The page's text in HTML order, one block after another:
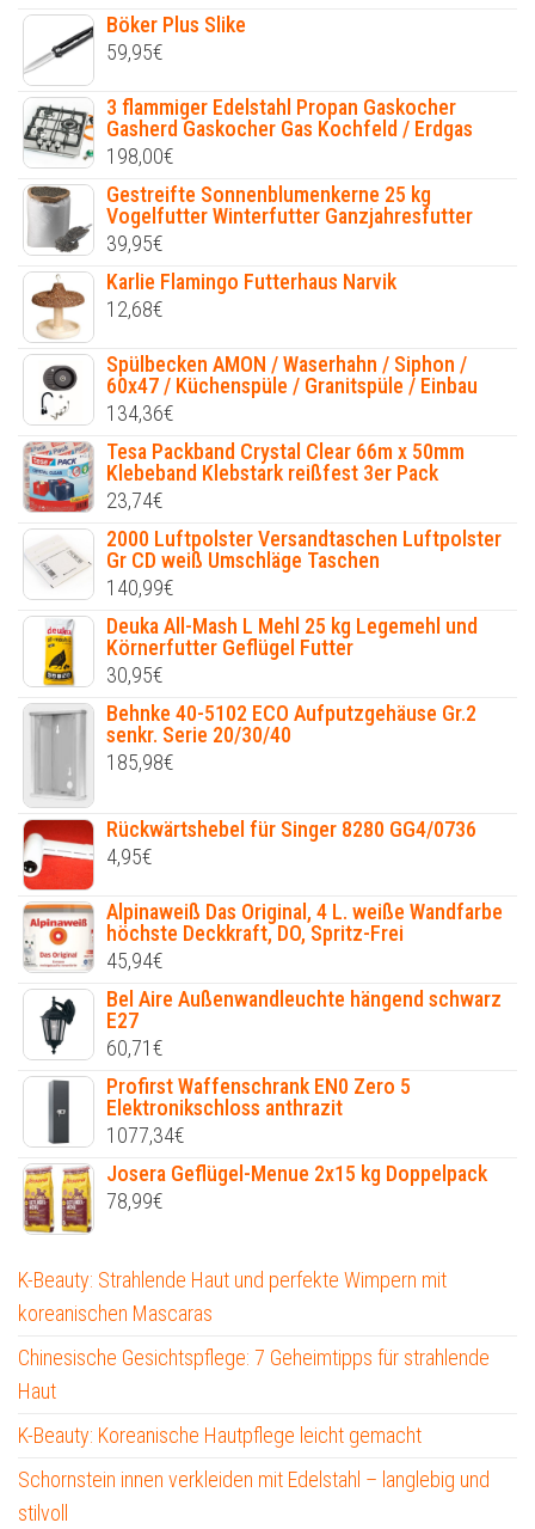
Böker Plus Slike
59,95€
3 flammiger Edelstahl Propan Gaskocher
Gasherd Gaskocher Gas Kochfeld / Erdgas
198,00€
Gestreifte Sonnenblumenkerne 25 kg
Vogelfutter Winterfutter Ganzjahresfutter
39,95€
Karlie Flamingo Futterhaus Narvik
12,68€
Spülbecken AMON / Waserhahn / Siphon /
60x47 / Küchenspüle / Granitspüle / Einbau
134,36€
Tesa Packband Crystal Clear 66m x 50mm
Klebeband Klebstark reißfest 3er Pack
23,74€
2000 Luftpolster Versandtaschen Luftpolster
Gr CD weiß Umschläge Taschen
140,99€
Deuka All-Mash L Mehl 25 kg Legemehl und
Körnerfutter Geflügel Futter
30,95€
Behnke 40-5102 ECO Aufputzgehäuse Gr.2
senkr. Serie 20/30/40
185,98€
Rückwärtshebel für Singer 8280 GG4/0736
4,95€
Alpinaweiß Das Original, 4 L. weiße Wandfarbe
höchste Deckkraft, DO, Spritz-Frei
45,94€
Bel Aire Außenwandleuchte hängend schwarz
E27
60,71€
Profirst Waffenschrank EN0 Zero 5
Elektronikschloss anthrazit
1077,34€
Josera Geflügel-Menue 2x15 kg Doppelpack
78,99€
K-Beauty: Strahlende Haut und perfekte Wimpern mit
koreanischen Mascaras
Chinesische Gesichtspflege: 7 Geheimtipps für strahlende
Haut
K-Beauty: Koreanische Hautpflege leicht gemacht
Schornstein innen verkleiden mit Edelstahl – langlebig und
stilvoll